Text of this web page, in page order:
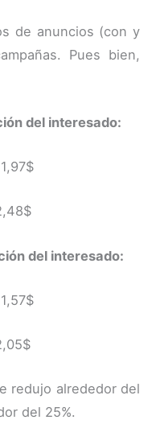
de anuncios (con y
Pues bien,
del interesado:
del interesado:
redujo alrededor del
del 25%.